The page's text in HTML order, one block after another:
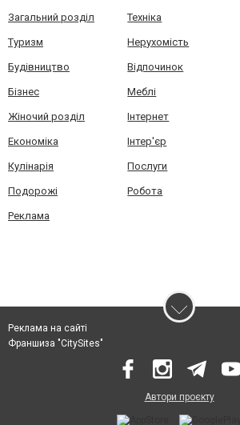
Загальний розділ Техніка
Туризм Нерухомість
Будівництво Відпочинок
Бізнес Меблі
Жіночий розділ Інтернет
Економіка Інтер'єр
Кулінарія Послуги
Подорожі Робота
Реклама
Реклама на сайті
Франшиза "CitySites"
Автори проєкту